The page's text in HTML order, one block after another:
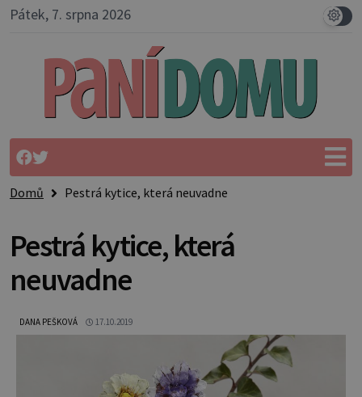
Pátek, 7. srpna 2026
Domů Pestrá kytice, která neuvadne
Pestrá kytice, která
neuvadne
DANA PEŠKOVÁ 17.10.2019